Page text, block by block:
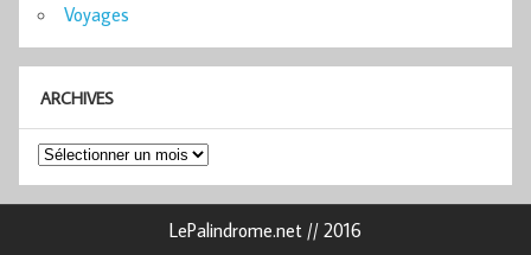
Voyages
ARCHIVES
Archives
LePalindrome.net // 2016